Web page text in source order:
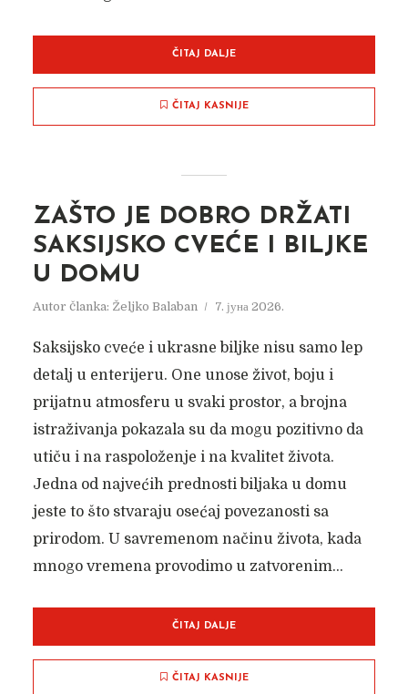
ČITAJ DALJE
ČITAJ KASNIJE
ZAŠTO JE DOBRO DRŽATI
SAKSIJSKO CVEĆE I BILJKE
U DOMU
Autor članka: Željko Balaban 7. јуна 2026.
Saksijsko cveće i ukrasne biljke nisu samo lep
detalj u enterijeru. One unose život, boju i
prijatnu atmosferu u svaki prostor, a brojna
istraživanja pokazala su da mogu pozitivno da
utiču i na raspoloženje i na kvalitet života.
Jedna od najvećih prednosti biljaka u domu
jeste to što stvaraju osećaj povezanosti sa
prirodom. U savremenom načinu života, kada
mnogo vremena provodimo u zatvorenim...
ČITAJ DALJE
ČITAJ KASNIJE